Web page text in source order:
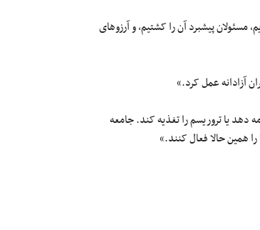
مسئولان پیشبرد آن را کشتیم، و آرزوهای
آزادانه عمل کرد.»
دهد یا تروریسم را تغذیه کند. جامعه
همین حالا فعال کنند.»